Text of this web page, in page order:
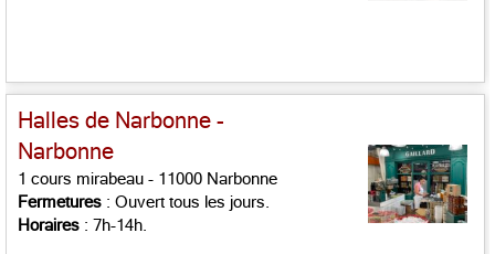
Halles de Narbonne -
Narbonne
1 cours mirabeau - 11000 Narbonne
Fermetures : Ouvert tous les jours.
Horaires : 7h-14h.